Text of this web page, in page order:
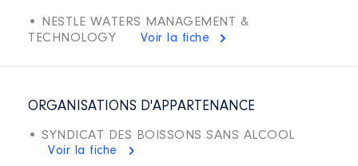
• NESTLE WATERS MANAGEMENT &
TECHNOLOGY
Voir la fiche
ORGANISATIONS D'APPARTENANCE
• SYNDICAT DES BOISSONS SANS ALCOOL
Voir la fiche